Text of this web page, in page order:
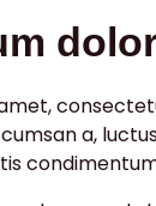
a,